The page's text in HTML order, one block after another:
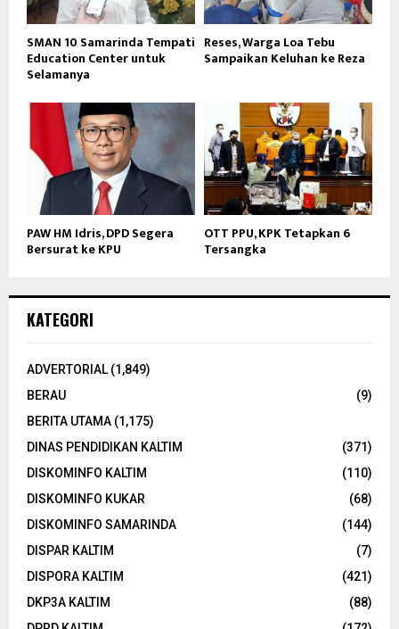
SMAN 10 Samarinda Tempati
Education Center untuk
Selamanya
Reses, Warga Loa Tebu
Sampaikan Keluhan ke Reza
PAW HM Idris, DPD Segera
Bersurat ke KPU
OTT PPU, KPK Tetapkan 6
Tersangka
KATEGORI
ADVERTORIAL(1,849)
BERAU
(9)
BERITA UTAMA (1,175)
DINAS PENDIDIKAN KALTIM
(371)
DISKOMINFO KALTIM
(110)
DISKOMINFO KUKAR
(68)
DISKOMINFO SAMARINDA
(144)
DISPAR KALTIM
(7)
DISPORA KALTIM
(421)
DKP3A KALTIM
(88)